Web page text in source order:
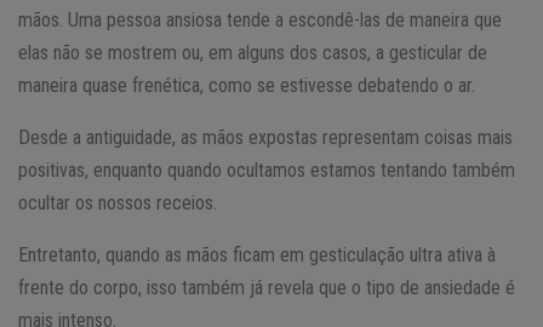
mãos. Uma pessoa ansiosa tende a escondê-las de maneira que
elas não se mostrem ou, em alguns dos casos, a gesticular de
maneira quase frenética, como se estivesse debatendo o ar.
Desde a antiguidade, as mãos expostas representam coisas mais
positivas, enquanto quando ocultamos estamos tentando também
ocultar os nossos receios.
Entretanto, quando as mãos ficam em gesticulação ultra ativa à
frente do corpo, isso também já revela que o tipo de ansiedade é
mais intenso.